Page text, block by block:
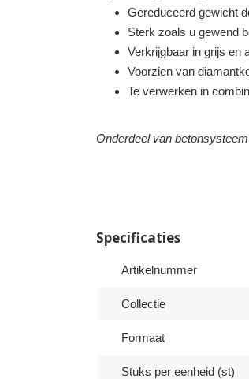
Gereduceerd gewicht
Sterk zoals u gewend
Verkrijgbaar in grijs en
Voorzien van
Te verwerken in
Onderdeel van
Specificaties
Artikelnummer
Collectie
Formaat
Stuks per eenheid (st)